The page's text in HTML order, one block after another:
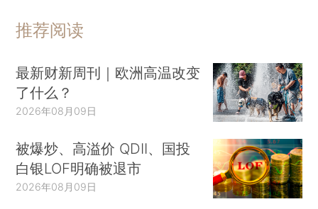
推荐阅读
最新财新周刊｜欧洲高温改变
了什么？
2026年08月09日
被爆炒、高溢价 QDII、国投
白银LOF明确被退市
2026年08月09日